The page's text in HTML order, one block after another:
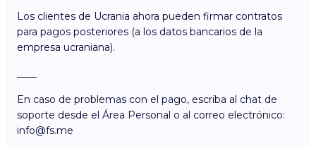
Los clientes de Ucrania ahora pueden firmar contratos
para pagos posteriores (a los datos bancarios de la
empresa ucraniana).
En caso de problemas con el pago, escriba al chat de
soporte desde el Área Personal o al correo electrónico:
info@fs.me